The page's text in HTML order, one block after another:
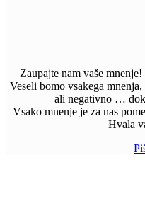
Zaupajte nam vaše
Veseli bomo vsakega
ali negativno …
Vsako mnenje je za nas
Hvala